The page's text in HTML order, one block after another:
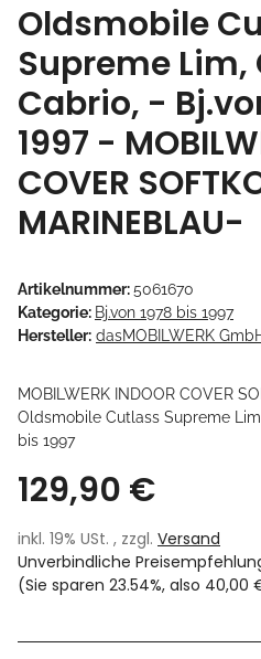
Oldsmobile
Supreme Lim,
Cabrio, -
1997 -
COVER
MARINEBLAU-
Artikelnummer:5061670
Kategorie: Bj.von 1978 bis 1997
Hersteller: dasMOBILWERK
MOBILWERK INDOOR COVER
Oldsmobile Cutlass Supreme
bis 1997
129,90 €
inkl. 19% USt. , zzgl. Versand
Unverbindliche
(Sie sparen 23.54%, also 40,00